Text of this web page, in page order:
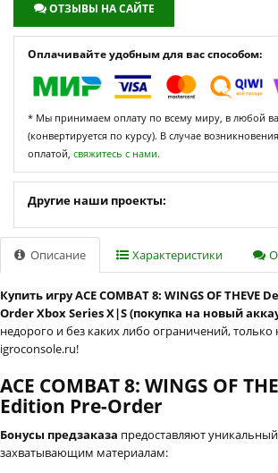
ОТЗЫВЫ НА САЙТЕ
Оплачивайте удобным для вас способом:
* Мы принимаем оплату по всему миру, в любой
(конвертируется по курсу). В случае
оплатой, свяжитесь с нами.
Другие наши проекты:
Описание Характеристики
Купить игру ACE COMBAT 8: WINGS OF THEVE
Order Xbox Series X|S (покупка на новый
недорого и без каких либо ограничений,
igroconsole.ru!
ACE COMBAT 8: WINGS OF
Edition Pre-Order
Бонусы предзаказа предоставляют
захватывающим материалам: